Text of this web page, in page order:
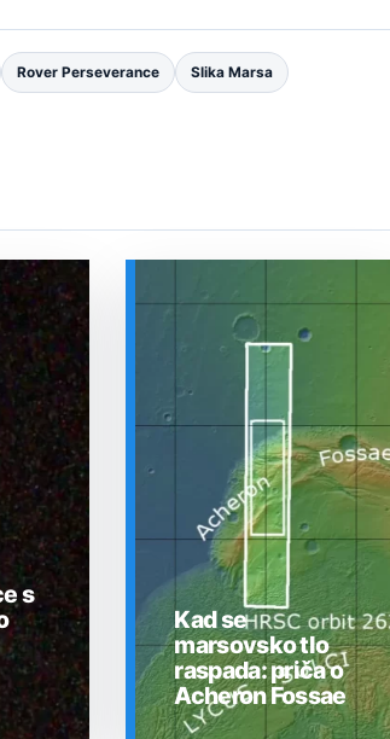
Rover Perseverance Slika Marsa
s
Kad se
marsovsko tlo
raspada: priča o
Acheron Fossae